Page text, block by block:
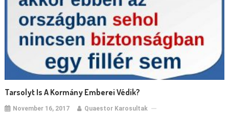
Tarsolyt Is A Kormány Emberei Védik?
November 16, 2017 Quaestor Karosultak